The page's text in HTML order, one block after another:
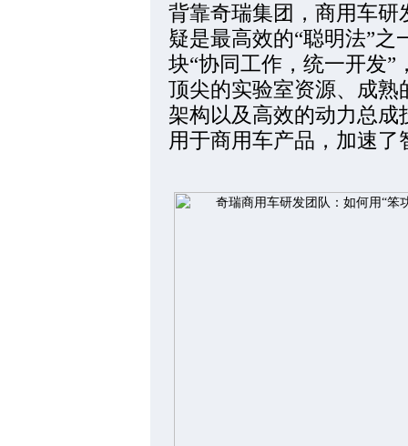
背靠奇瑞集团，商用车研
疑是最高效的“聪明法”
块“协同工作，统一开发
顶尖的实验室资源、成
架构以及高效的动力总
用于商用车产品，加速